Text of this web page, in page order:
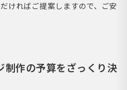
ければご提案しますので、ご安
制作の予算をざっくり決